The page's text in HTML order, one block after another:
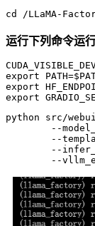
cd /LLaMA-
运行下列命令运行
export PATH=
export
export
python src/
--
--
--
--